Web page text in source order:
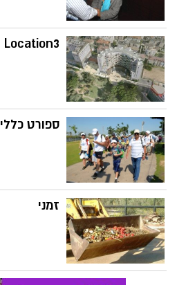
Location3
ספורט כללי
זמני